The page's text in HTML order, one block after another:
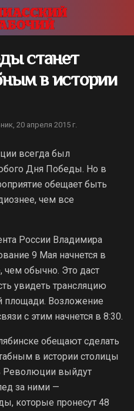
станет
в истории
20 апреля 2015 г.
всегда был
Дня Победы. Но в
обещает быть
чем все
России Владимира
9 Мая начнется в
чем обычно. Это даст
увидеть трансляцию
площади. Возложение
с этим начнется в 8:30.
обещают сделать
в истории столицы
Революции выйдут
за ними —
которые пронесут 48